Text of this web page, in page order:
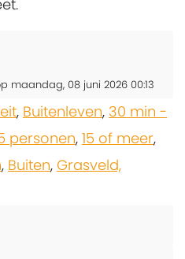
maandag, 08 juni 2026 00:13
, Buitenleven, 30 min -
personen, 15 of meer,
, Buiten, Grasveld,